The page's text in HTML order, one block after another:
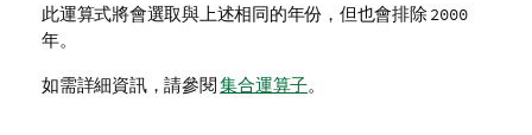
此運算式將會選取與上述相同的年份，但也會排除2000
年。
如需詳細資訊，請參閱集合運算子。